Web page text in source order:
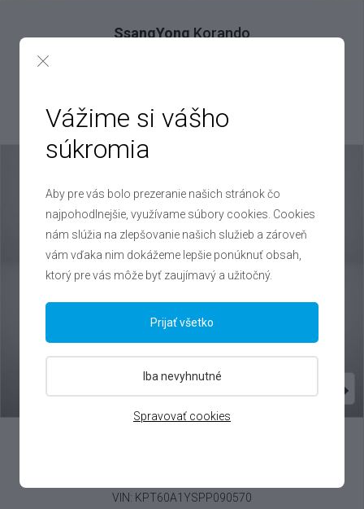
SsangYong Korando
18 000 €
Výhodné splátky na mieru
VIN: KPT60A1YSPP090570
Vážime si vášho
súkromia
Aby pre vás bolo prezeranie našich stránok čo
najpohodlnejšie, využívame súbory cookies. Cookies
nám slúžia na zlepšovanie našich služieb a zároveň
vám vďaka nim dokážeme lepšie ponúknuť obsah,
ktorý pre vás môže byť zaujímavý a užitočný.
Spravovať cookies
Iba nevyhnutné
Prijať všetko